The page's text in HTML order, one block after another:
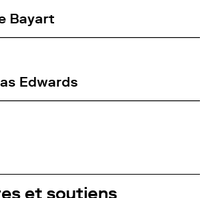
Bayart
Edwards
et soutiens